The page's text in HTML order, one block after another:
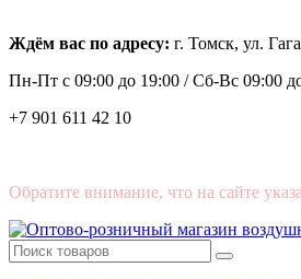
Ждём вас по адресу: г. Томск, ул.
Пн-Пт с 09:00 до 19:00 /Сб-Вс 09:00
+7 901 611 42 10
Обратите внимание, что на сайте